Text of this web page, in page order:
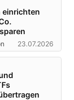
einrichten
23.07.2026